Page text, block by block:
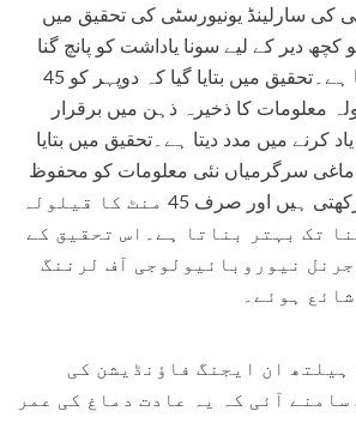
سارلینڈ یونیورسٹی کی تحقیق میں
کچھ دیر کے لیے سونا یاداشت کو پانچ گنا
بہتر بنانے میں مدد دیتا ہے۔تحقیق میں بتایا گیا کہ دوپہر کو 45
معلومات کا ذخیرہ ذہن میں برقرار
کرنے میں مدد دیتا ہے۔تحقیق میں بتایا
دماغی سرگرمیاں نئی معلومات کو محفوظ
رکھنے کے لیے اہمیت رکھتی ہیں اور صرف 45 منٹ کا قیلولہ
تک بہتر بناتا ہے۔اس تحقیق کے
نیوروبائیولوجی آف لرننگ
ہوئے۔
ان ایجنگ فاؤنڈیشن کی
آئی کہ یہ عادت دماغ کی عمر